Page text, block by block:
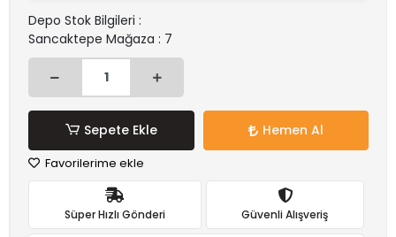
Depo Stok Bilgileri :
Sancaktepe Mağaza : 7
Sepete Ekle Hemen Al
Favorilerime ekle
Süper Hızlı Gönderi Güvenli Alışveriş